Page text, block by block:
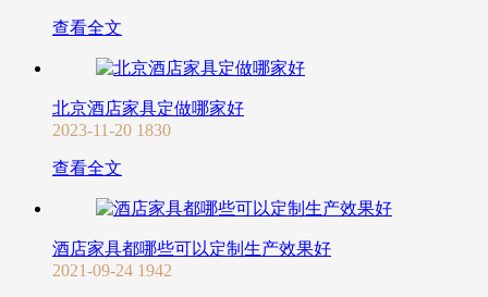
查看全文
北京酒店家具定做哪家好
2023-11-20 1830
查看全文
酒店家具都哪些可以定制生产效果好
2021-09-24 1942